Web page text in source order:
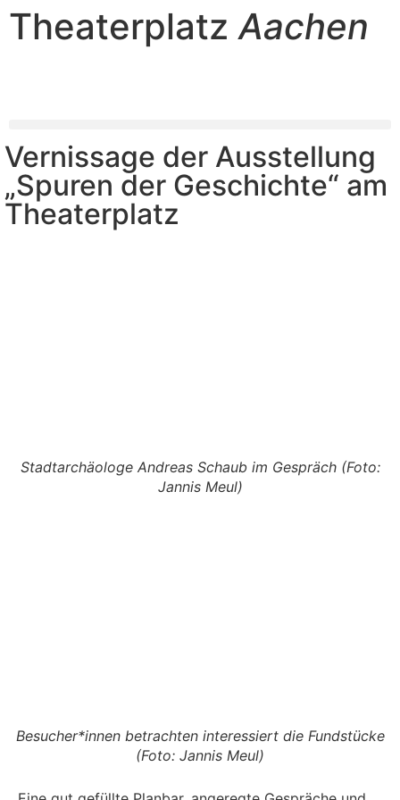
TheaterplatzAachen
Vernissage der Ausstellung
„Spuren der Geschichte“ am
Theaterplatz
Stadtarchäologe Andreas Schaub im Gespräch (Foto:
Jannis Meul)
Besucher*innen betrachten interessiert die Fundstücke
(Foto: Jannis Meul)